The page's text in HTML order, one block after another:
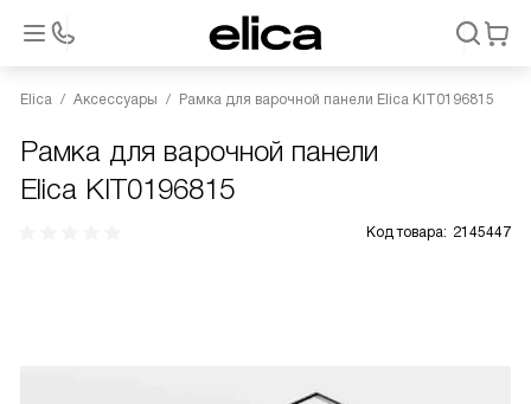
Elica Аксессуары Рамка для варочной панели Elica KIT0196815
Рамка для варочной панели
Elica KIT0196815
Код товара: 2145447